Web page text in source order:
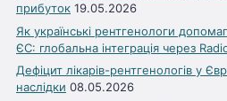
прибуток 19.05.2026
Як українські рентгенологи
ЄС: глобальна інтеграція через
Дефіцит лікарів-рентгенологів у
наслідки 08.05.2026